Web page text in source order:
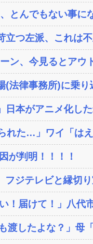
とんでもない事に
立つ左派、これは
ン、今見るとアウ
法律事務所)に乗り
本がアニメ化し
れた…」ワイ「は
が判明！！！！
フジテレビと縁切
！届けて！」八代
渡したよな？」母